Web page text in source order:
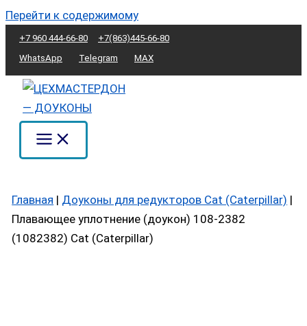
Перейти к содержимому
+7 960 444-66-80
+7(863)445-66-80
WhatsApp
Telegram MAX
Главная | Доуконы для редукторов Cat (Caterpillar) |
Плавающее уплотнение (доукон) 108-2382
(1082382) Cat (Caterpillar)